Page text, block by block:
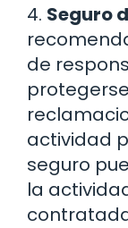
4. Seguro
de
actividad
seguro
la